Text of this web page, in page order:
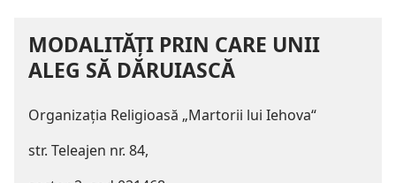
MODALITĂŢI PRIN CARE UNII
ALEG SĂ DĂRUIASCĂ
Organizaţia Religioasă „Martorii lui Iehova“
str. Teleajen nr. 84,